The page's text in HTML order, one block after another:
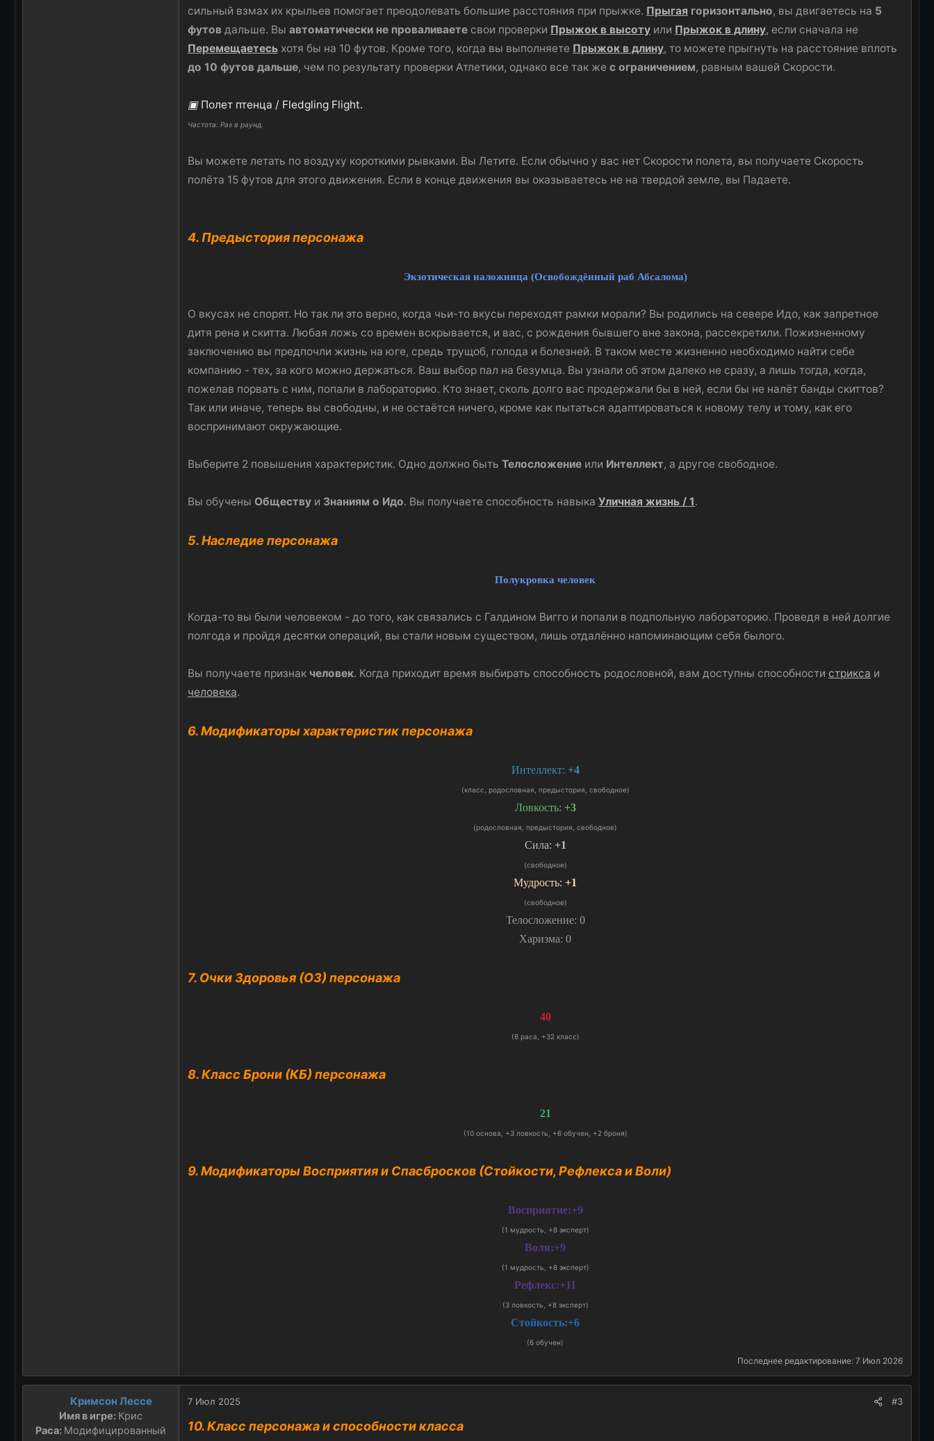
сильный взмах их крыльев помогает преодолевать большие расстояния при прыжке. Прыгая горизонтально, вы двигаетесь на 5
футов дальше. Вы автоматически не проваливаете свои проверки Прыжок в высоту или Прыжок в длину, если сначала не
Перемещаетесь хотя бы на 10 футов. Кроме того, когда вы выполняете Прыжок в длину, то можете прыгнуть на расстояние вплоть
до 10 футов дальше, чем по результату проверки Атлетики, однако все так же с ограничением, равным вашей Скорости.
▣ Полет птенца / Fledgling Flight.
Частота: Раз в раунд.
Вы можете летать по воздуху короткими рывками. Вы Летите. Если обычно у вас нет Скорости полета, вы получаете Скорость
полёта 15 футов для этого движения. Если в конце движения вы оказываетесь не на твердой земле, вы Падаете.
4. Предыстория персонажа
Экзотическая наложница (Освобождённый раб Абсалома)
О вкусах не спорят. Но так ли это верно, когда чьи-то вкусы переходят рамки морали? Вы родились на севере Идо, как запретное
дитя рена и скитта. Любая ложь со времен вскрывается, и вас, с рождения бывшего вне закона, рассекретили. Пожизненному
заключению вы предпочли жизнь на юге, средь трущоб, голода и болезней. В таком месте жизненно необходимо найти себе
компанию - тех, за кого можно держаться. Ваш выбор пал на безумца. Вы узнали об этом далеко не сразу, а лишь тогда, когда,
пожелав порвать с ним, попали в лабораторию. Кто знает, сколь долго вас продержали бы в ней, если бы не налёт банды скиттов?
Так или иначе, теперь вы свободны, и не остаётся ничего, кроме как пытаться адаптироваться к новому телу и тому, как его
воспринимают окружающие.
Выберите 2 повышения характеристик. Одно должно быть Телосложение или Интеллект, а другое свободное.
Вы обучены Обществу и Знаниям о Идо. Вы получаете способность навыка Уличная жизнь / 1.
5. Наследие персонажа
Полукровка человек
Когда-то вы были человеком - до того, как связались с Галдином Вигго и попали в подпольную лабораторию. Проведя в ней долгие
полгода и пройдя десятки операций, вы стали новым существом, лишь отдалённо напоминающим себя былого.
Вы получаете признак человек. Когда приходит время выбирать способность родословной, вам доступны способности стрикса и
человека.
6. Модификаторы характеристик персонажа
Интеллект: +4
(класс, родословная, предыстория, свободное)
Ловкость: +3
(родословная, предыстория, свободное)
Сила: +1
(свободное)
Мудрость: +1
(свободное)
Телосложение: 0
Харизма: 0
7. Очки Здоровья (ОЗ) персонажа
40
(8 раса, +32 класс)
8. Класс Брони (КБ) персонажа
21
(10 основа, +3 ловкость, +6 обучен, +2 броня)
9. Модификаторы Восприятия и Спасбросков (Стойкости, Рефлекса и Воли)
Восприятие:+9
(1 мудрость, +8 эксперт)
Воля:+9
(1 мудрость, +8 эксперт)
Рефлекс:+11
(3 ловкость, +8 эксперт)
Стойкость:+6
(6 обучен)
Последнее редактирование: 7 Июл 2026
Кримсон Лессе
Имя в игре: Крис
Раса: Модифицированный
7 Июл 2025 #3
10. Класс персонажа и способности класса